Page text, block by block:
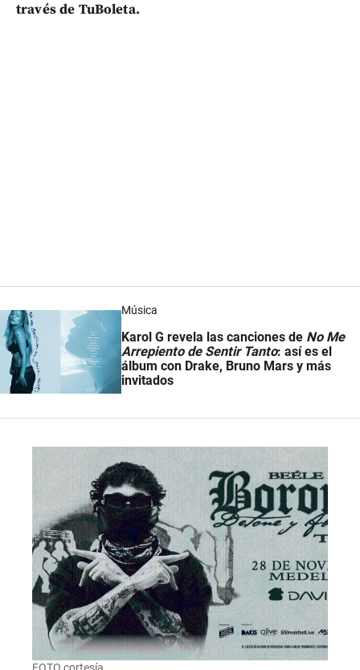
través de TuBoleta.
Música
Karol G revela las canciones de No Me
Arrepiento de Sentir Tanto: así es el
álbum con Drake, Bruno Mars y más
invitados